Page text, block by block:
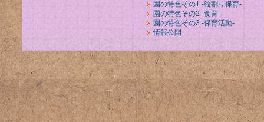
園の特色その1 -縦割り保育-
園の特色その2 -食育-
園の特色その3 -保育活動-
情報公開